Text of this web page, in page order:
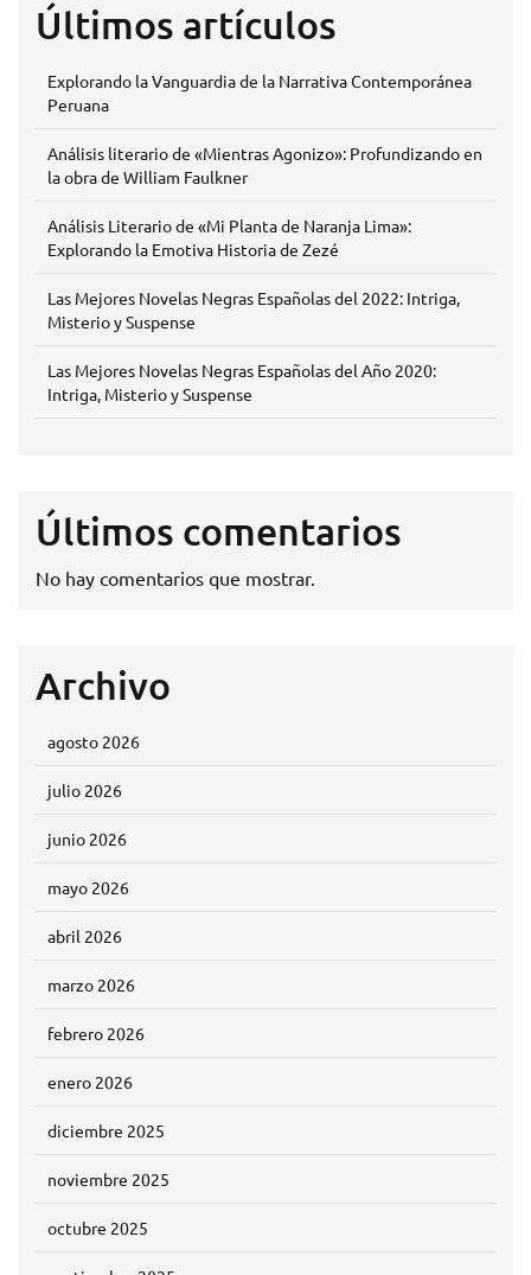
Últimos artículos
Explorando la Vanguardia de la Narrativa Contemporánea
Peruana
Análisis literario de «Mientras Agonizo»: Profundizando en
la obra de William Faulkner
Análisis Literario de «Mi Planta de Naranja Lima»:
Explorando la Emotiva Historia de Zezé
Las Mejores Novelas Negras Españolas del 2022: Intriga,
Misterio y Suspense
Las Mejores Novelas Negras Españolas del Año 2020:
Intriga, Misterio y Suspense
Últimos comentarios
No hay comentarios que mostrar.
Archivo
agosto 2026
julio 2026
junio 2026
mayo 2026
abril 2026
marzo 2026
febrero 2026
enero 2026
diciembre 2025
noviembre 2025
octubre 2025